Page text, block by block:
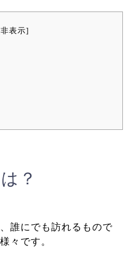
非表示]
？
誰にでも訪れるもので
々です。